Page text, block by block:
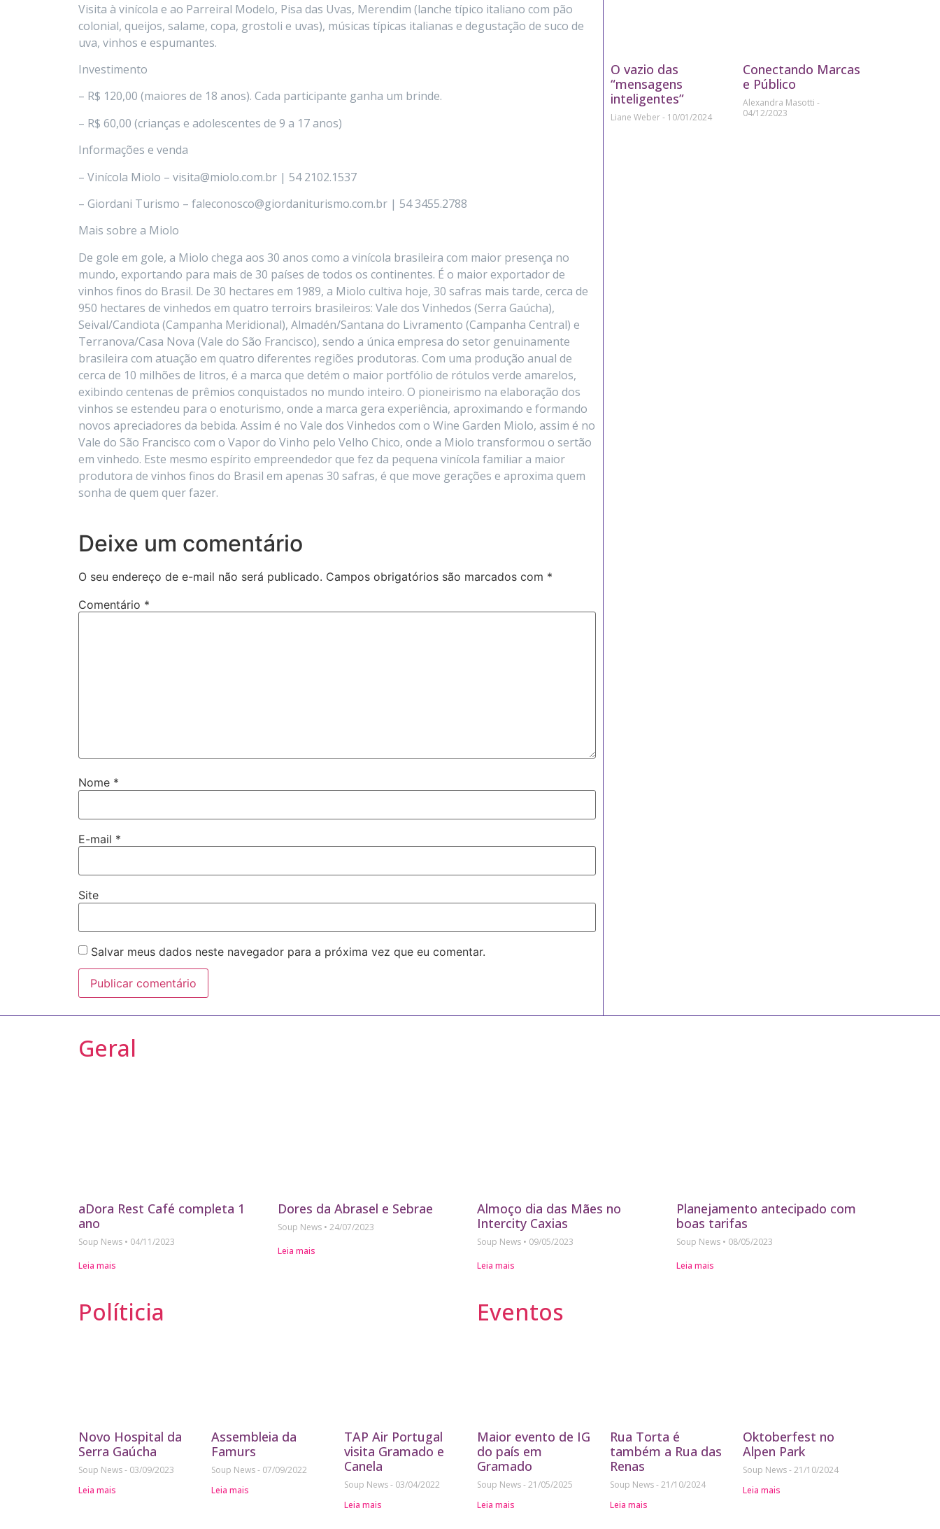
Visita à vinícola e ao Parreiral Modelo, Pisa das Uvas, Merendim (lanche típico italiano com pão
colonial, queijos, salame, copa, grostoli e uvas), músicas típicas italianas e degustação de suco de
uva, vinhos e espumantes.
Investimento
– R$ 120,00 (maiores de 18 anos). Cada participante ganha um brinde.
– R$ 60,00 (crianças e adolescentes de 9 a 17 anos)
Informações e venda
– Vinícola Miolo – visita@miolo.com.br | 54 2102.1537
– Giordani Turismo – faleconosco@giordaniturismo.com.br | 54 3455.2788
Mais sobre a Miolo
De gole em gole, a Miolo chega aos 30 anos como a vinícola brasileira com maior presença no
mundo, exportando para mais de 30 países de todos os continentes. É o maior exportador de
vinhos finos do Brasil. De 30 hectares em 1989, a Miolo cultiva hoje, 30 safras mais tarde, cerca de
950 hectares de vinhedos em quatro terroirs brasileiros: Vale dos Vinhedos (Serra Gaúcha),
Seival/Candiota (Campanha Meridional), Almadén/Santana do Livramento (Campanha Central) e
Terranova/Casa Nova (Vale do São Francisco), sendo a única empresa do setor genuinamente
brasileira com atuação em quatro diferentes regiões produtoras. Com uma produção anual de
cerca de 10 milhões de litros, é a marca que detém o maior portfólio de rótulos verde amarelos,
exibindo centenas de prêmios conquistados no mundo inteiro. O pioneirismo na elaboração dos
vinhos se estendeu para o enoturismo, onde a marca gera experiência, aproximando e formando
novos apreciadores da bebida. Assim é no Vale dos Vinhedos com o Wine Garden Miolo, assim é no
Vale do São Francisco com o Vapor do Vinho pelo Velho Chico, onde a Miolo transformou o sertão
em vinhedo. Este mesmo espírito empreendedor que fez da pequena vinícola familiar a maior
produtora de vinhos finos do Brasil em apenas 30 safras, é que move gerações e aproxima quem
sonha de quem quer fazer.
Deixe um comentário
O seu endereço de e-mail não será publicado. Campos obrigatórios são marcados com *
Comentário *
Nome *
E-mail *
Site
Salvar meus dados neste navegador para a próxima vez que eu comentar.
O vazio das
“mensagens
inteligentes”
Liane Weber 10/01/2024
Conectando Marcas
e Público
Alexandra Masotti
04/12/2023
Geral
aDora Rest Café completa 1
ano
Soup News
04/11/2023
Leia mais
Dores da Abrasel e Sebrae
Soup News
24/07/2023
Leia mais
Almoço dia das Mães no
Intercity Caxias
Soup News
09/05/2023
Leia mais
Planejamento antecipado com
boas tarifas
Soup News
08/05/2023
Leia mais
Políticia
Novo Hospital da
Serra Gaúcha
Soup News
03/09/2023
Leia mais
Assembleia da
Famurs
Soup News
07/09/2022
Leia mais
TAP Air Portugal
visita Gramado e
Canela
Soup News
03/04/2022
Leia mais
Eventos
Maior evento de IG
do país em
Gramado
Soup News 21/05/2025
Leia mais
Rua Torta é
também a Rua das
Renas
Soup News 21/10/2024
Leia mais
Oktoberfest no
Alpen Park
Soup News 21/10/2024
Leia mais